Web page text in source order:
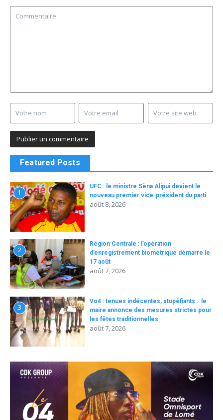
Featured Posts
1
UFC : le ministre Sèna Alipui devient le
nouveau premier vice-président du parti
août 8, 2026
2
Région Centrale : l’opération
d’enregistrement biométrique démarre le
17 août
août 7, 2026
3
Vo4 : tenues indécentes, stupéfiants… le
maire annonce des mesures strictes pour
les fêtes traditionnelles
août 7, 2026